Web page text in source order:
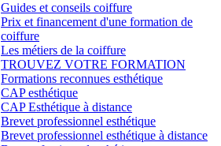
Guides et conseils coiffure
Prix et financement d'une formation de
coiffure
Les métiers de la coiffure
TROUVEZ VOTRE FORMATION
Formations reconnues esthétique
CAP esthétique
CAP Esthétique à distance
Brevet professionnel esthétique
Brevet professionnel esthétique à distance